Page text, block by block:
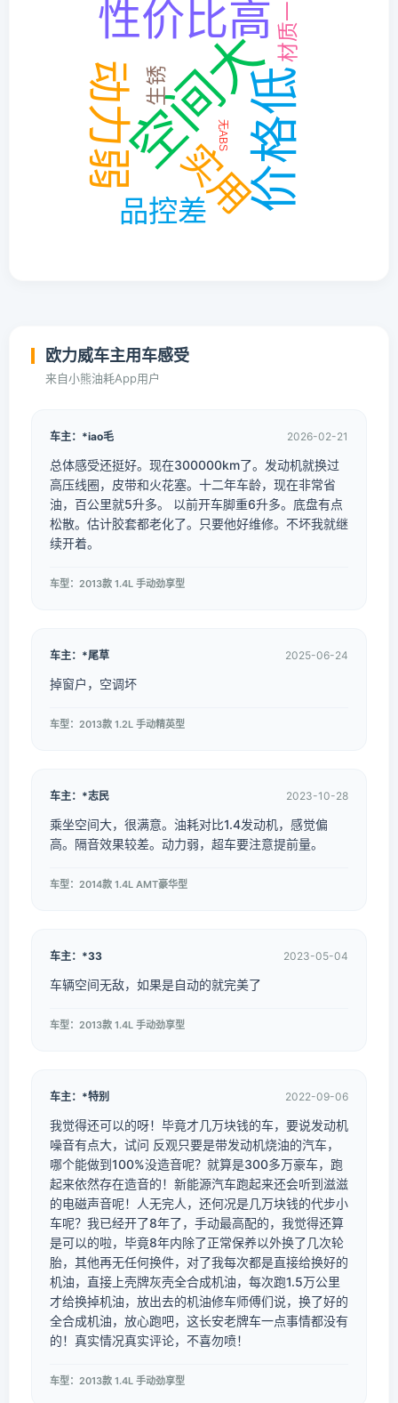
欧力威车主用车感受
来自小熊油耗App用户
车主：*iao毛 2026-02-21
总体感受还挺好。现在300000km了。发动机就换过
高压线圈，皮带和火花塞。十二年车龄，现在非常省
油，百公里就5升多。 以前开车脚重6升多。底盘有点
松散。估计胶套都老化了。只要他好维修。不坏我就继
续开着。
车型：2013款 1.4L 手动劲享型
车主：*尾草 2025-06-24
掉窗户，空调坏
车型：2013款 1.2L 手动精英型
车主：*志民 2023-10-28
乘坐空间大，很满意。油耗对比1.4发动机，感觉偏
高。隔音效果较差。动力弱，超车要注意提前量。
车型：2014款 1.4L AMT豪华型
车主：*33 2023-05-04
车辆空间无敌，如果是自动的就完美了
车型：2013款 1.4L 手动劲享型
车主：*特别 2022-09-06
我觉得还可以的呀！毕竟才几万块钱的车，要说发动机
噪音有点大，试问 反观只要是带发动机烧油的汽车，
哪个能做到100%没造音呢？就算是300多万豪车，跑
起来依然存在造音的！新能源汽车跑起来还会听到滋滋
的电磁声音呢！人无完人，还何况是几万块钱的代步小
车呢？我已经开了8年了，手动最高配的，我觉得还算
是可以的啦，毕竟8年内除了正常保养以外换了几次轮
胎，其他再无任何换件，对了我每次都是直接给换好的
机油，直接上壳牌灰壳全合成机油，每次跑1.5万公里
才给换掉机油，放出去的机油修车师傅们说，换了好的
全合成机油，放心跑吧，这长安老牌车一点事情都没有
的！真实情况真实评论，不喜勿喷！
车型：2013款 1.4L 手动劲享型